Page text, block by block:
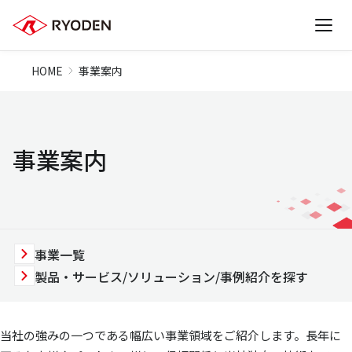
HOME 事業案内
事業案内
事業一覧
製品・サービス/ソリューション/事例紹介を探す
当社の強みの一つである幅広い事業領域をご紹介します。長年に